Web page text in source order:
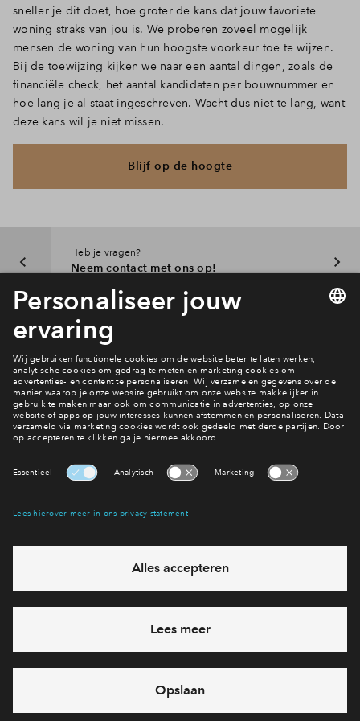
sneller je dit doet, hoe groter de kans dat jouw favoriete
woning straks van jou is. We proberen zoveel mogelijk
mensen de woning van hun hoogste voorkeur toe te wijzen.
Bij de toewijzing kijken we naar een aantal dingen, zoals de
financiële check, het aantal kandidaten per bouwnummer en
hoe lang je al staat ingeschreven. Wacht dus niet te lang, want
deze kans wil je niet missen.
Blijf op de hoogte
Heb je vragen?
Neem contact met ons op!
Interesse? Meld je dan snel aan
Hiermee blijf je op de hoogte van het belangrijkste nieuws en
eventuele projecten
Ja, ik wil mij aanmelden
Heb je een vraag en wil je direct antwoord? Bel ons op
feestdagen)
vandaag gesloten, vrijdag zijn we vanaf
bereikbaar
via chat en telefoon
Over BPD